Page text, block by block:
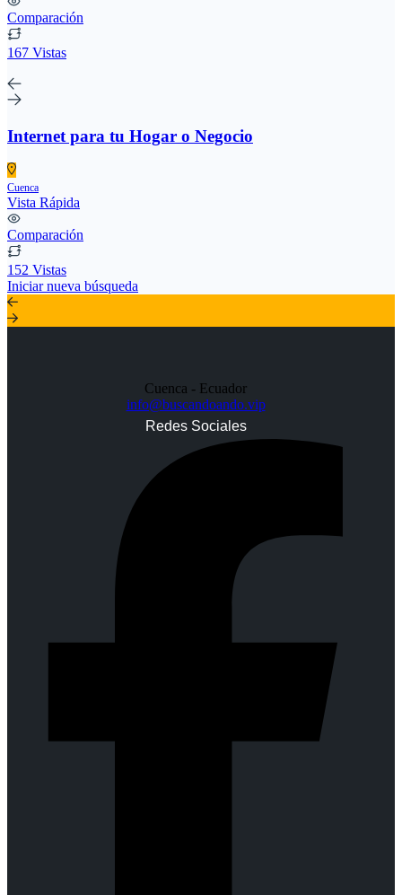
Comparación
167 Vistas
Internet para tu Hogar o Negocio
Cuenca
Vista Rápida
Comparación
152 Vistas
Iniciar nueva búsqueda
Cuenca - Ecuador
info@buscandoando.vip
Redes Sociales